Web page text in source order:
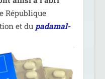
République
et du pada­mal­